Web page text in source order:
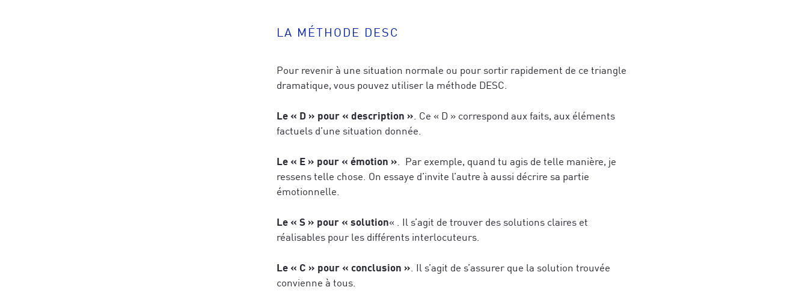
LA MÉTHODE DESC
Pour revenir à une situation normale ou pour sortir rapidement de ce triangle
dramatique, vous pouvez utiliser la méthode DESC.
Le « D » pour « description ». Ce « D » correspond aux faits, aux éléments
factuels d’une situation donnée.
Le « E » pour « émotion ». Par exemple, quand tu agis de telle manière, je
ressens telle chose. On essaye d’invite l’autre à aussi décrire sa partie
émotionnelle.
Le « S » pour « solution« . Il s’agit de trouver des solutions claires et
réalisables pour les différents interlocuteurs.
Le « C » pour « conclusion ». Il s’agit de s’assurer que la solution trouvée
convienne à tous.
Recevez un concentré de techniques issues de stratégies
et notre vidéo de coaching, pourdévelopper votre
business tout en étant profondément aligné(e) avec ce
Pour mieux vous inspirer, dîtes-nous ce qui vous
Recevez des conseils exclusifs issus des neurosciences, de l’épigénétique et des
découvertes en transformation humaine, directement applicables à vos projets.
Accédez en avant-première à nos formations, techniques avancées, séminaires et aux
coulisses de nos recherches et explorations à travers le monde.
Pour mieux vous inspirer, dîtes-nous ce qui vous caractérise le mieux aujourd'hui